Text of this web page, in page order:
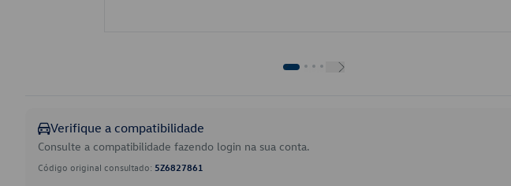
Verifique a compatibilidade
Consulte a compatibilidade fazendo login na sua conta.
Código original consultado: 5Z6827861